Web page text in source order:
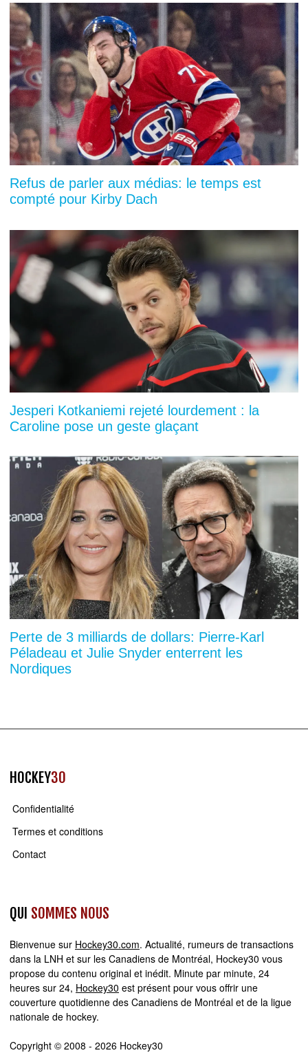
Refus de parler aux médias: le temps est
compté pour Kirby Dach
Jesperi Kotkaniemi rejeté lourdement : la
Caroline pose un geste glaçant
Perte de 3 milliards de dollars: Pierre-Karl
Péladeau et Julie Snyder enterrent les
Nordiques
HOCKEY30
Confidentialité
Termes et conditions
Contact
QUI SOMMES NOUS
Bienvenue sur Hockey30.com. Actualité, rumeurs de transactions
dans la LNH et sur les Canadiens de Montréal, Hockey30 vous
propose du contenu original et inédit. Minute par minute, 24
heures sur 24, Hockey30 est présent pour vous offrir une
couverture quotidienne des Canadiens de Montréal et de la ligue
nationale de hockey.
Copyright © 2008 - 2026 Hockey30